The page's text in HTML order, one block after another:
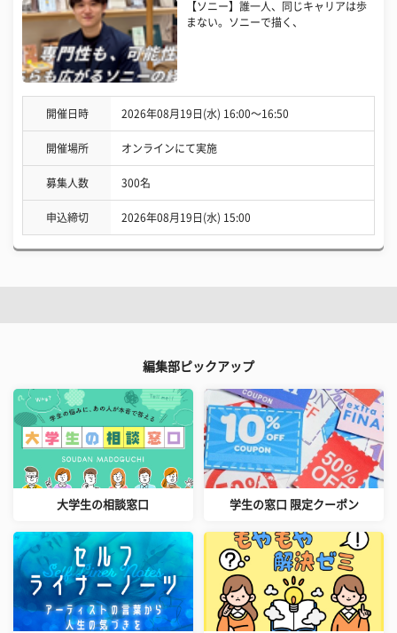
【ソニー】誰一人、同じキャリアは歩
まない。ソニーで描く、
開催日時 2026年08月19日(水) 16:00〜16:50
開催場所 オンラインにて実施
募集人数 300名
申込締切 2026年08月19日(水) 15:00
編集部ピックアップ
大学生の相談窓口 学生の窓口 限定クーポン